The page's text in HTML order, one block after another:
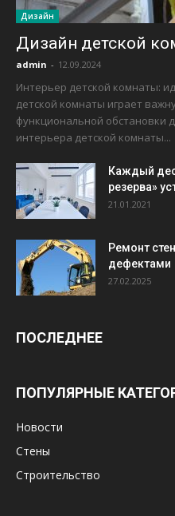
Дизайн
Дизайн детской
admin - 12.09.2024
Интерьер детской комнаты:
детской комнаты играет
функциональной обстановки
интерьера детской комнаты...
Каждый
резерва»
21.01.2021
Ремонт
дефектами
27.02.2025
ПОСЛЕДНЕЕ
ПОПУЛЯРНЫЕ
Новости
Стены
Строительство